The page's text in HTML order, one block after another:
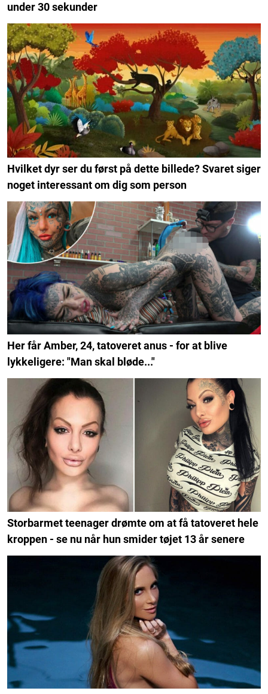
under 30 sekunder
Hvilket dyr ser du først på dette billede? Svaret siger
noget interessant om dig som person
Her får Amber, 24, tatoveret anus - for at blive
lykkeligere: "Man skal bløde..."
Storbarmet teenager drømte om at få tatoveret hele
kroppen - se nu når hun smider tøjet 13 år senere